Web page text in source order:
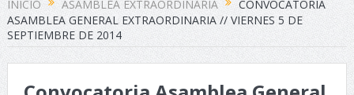
INICIO ASAMBLEA EXTRAORDINARIA
CONVOCATORIA
ASAMBLEA GENERAL EXTRAORDINARIA // VIERNES 5 DE
SEPTIEMBRE DE 2014